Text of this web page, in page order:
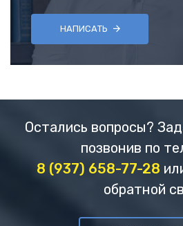
НАПИСАТЬ
Остались вопросы?
позвонив по
8 (937) 658-77-28
обратной